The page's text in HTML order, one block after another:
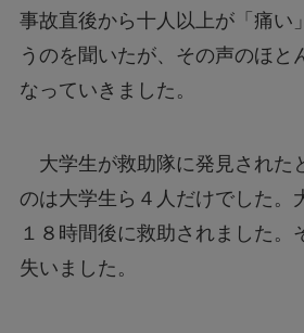
事故直後から十人以上が「痛い
うのを聞いたが、その声のほと
なっていきました。
大学生が救助隊に発見された
のは大学生ら４人だけでした。
１８時間後に救助されました。
失いました。